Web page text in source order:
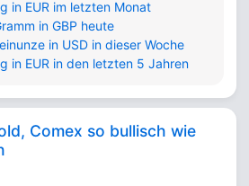
in EUR im letzten Monat
in GBP heute
in USD in dieser Woche
in EUR in den letzten 5 Jahren
Comex so bullisch wie